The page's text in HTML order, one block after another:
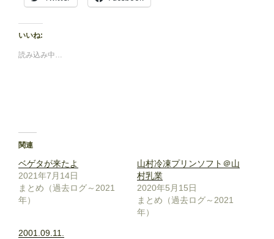
いいね:
読み込み中…
関連
ベゲタが来たよ
2021年7月14日
まとめ（過去ログ～2021
年）
山村冷凍プリンソフト＠山
村乳業
2020年5月15日
まとめ（過去ログ～2021
年）
2001.09.11.